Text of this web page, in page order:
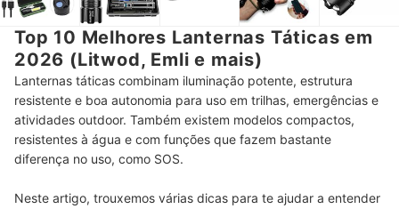
Top 10 Melhores Lanternas Táticas em
2026 (Litwod, Emli e mais)
Lanternas táticas combinam iluminação potente, estrutura
resistente e boa autonomia para uso em trilhas, emergências e
atividades outdoor. Também existem modelos compactos,
resistentes à água e com funções que fazem bastante
diferença no uso, como SOS.
Neste artigo, trouxemos várias dicas para te ajudar a entender